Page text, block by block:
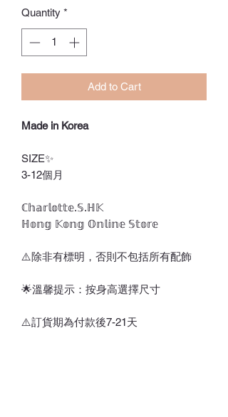
Quantity *
Add to Cart
Made in Korea
SIZE✨
3-12個月
ℂ𝕙𝕒𝕣𝕝𝕠𝕥𝕥𝕖.𝕊.ℍ𝕂
ℍ𝕠𝕟𝕘 𝕂𝕠𝕟𝕘 𝕆𝕟𝕝𝕚𝕟𝕖 𝕊𝕥𝕠𝕣𝕖
⚠️除非有標明，否則不包括所有配飾
🌟溫馨提示：按身高選擇尺寸
⚠️訂貨期為付款後7-21天